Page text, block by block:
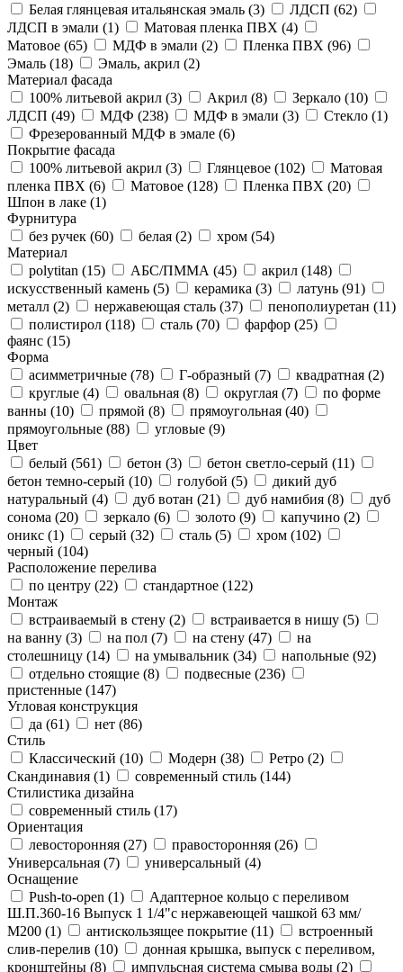
Белая глянцевая итальянская эмаль (3) ЛДСП (62)
ЛДСП в эмали (1) Матовая пленка ПВХ (4)
Матовое (65) МДФ в эмали (2) Пленка ПВХ (96)
Эмаль (18) Эмаль, акрил (2)
Материал фасада
100% литьевой акрил (3) Акрил (8) Зеркало (10)
ЛДСП (49) МДФ (238) МДФ в эмали (3) Стекло (1)
Фрезерованный МДФ в эмале (6)
Покрытие фасада
100% литьевой акрил (3) Глянцевое (102)
Матовая
пленка ПВХ (6) Матовое (128) Пленка ПВХ (20)
Шпон в лаке (1)
Фурнитура
без ручек (60) белая (2) хром (54)
Материал
polytitan (15) АБС/ПММА (45) акрил (148)
искусственный камень (5) керамика (3) латунь (91)
металл (2) нержавеющая сталь (37) пенополиуретан (11)
полистирол (118) сталь (70) фарфор (25)
фаянс (15)
Форма
асимметричные (78) Г-образный (7) квадратная (2)
круглые (4) овальная (8) округлая (7)
по форме
ванны (10) прямой (8) прямоугольная (40)
прямоугольные (88) угловые (9)
Цвет
белый (561) бетон (3) бетон светло-серый (11)
бетон темно-серый (10) голубой (5)
дикий дуб
натуральный (4) дуб вотан (21) дуб намибия (8)
дуб
сонома (20) зеркало (6) золото (9) капучино (2)
оникс (1) серый (32) сталь (5) хром (102)
черный (104)
Расположение перелива
по центру (22) стандартное (122)
Монтаж
встраиваемый в стену (2) встраивается в нишу (5)
на ванну (3) на пол (7) на стену (47)
на
столешницу (14) на умывальник (34) напольные (92)
отдельно стоящие (8) подвесные (236)
пристенные (147)
Угловая конструкция
да (61) нет (86)
Стиль
Классический (10) Модерн (38) Ретро (2)
Скандинавия (1) современный стиль (144)
Стилистика дизайна
современный стиль (17)
Ориентация
левосторонняя (27) правосторонняя (26)
Универсальная (7) универсальный (4)
Оснащение
Push-to-open (1)
Адаптерное кольцо с переливом
Ш.П.360-16 Выпуск 1 1/4"с нержавеющей чашкой 63 мм/
М200 (1) антискользящее покрытие (11)
встроенный
слив-перелив (10)
донная крышка, выпуск с переливом,
кронштейны (8) импульсная система смыва воды (2)